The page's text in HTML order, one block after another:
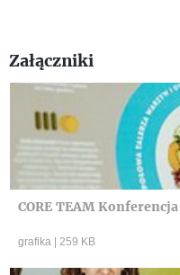
Załączniki
CORE TEAM
grafika 259 KB